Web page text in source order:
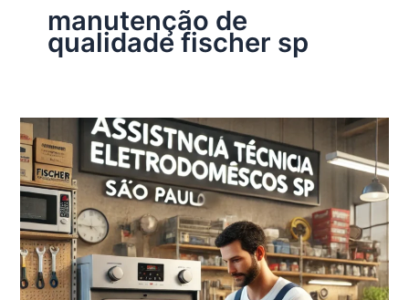
manutenção de
qualidade fischer sp